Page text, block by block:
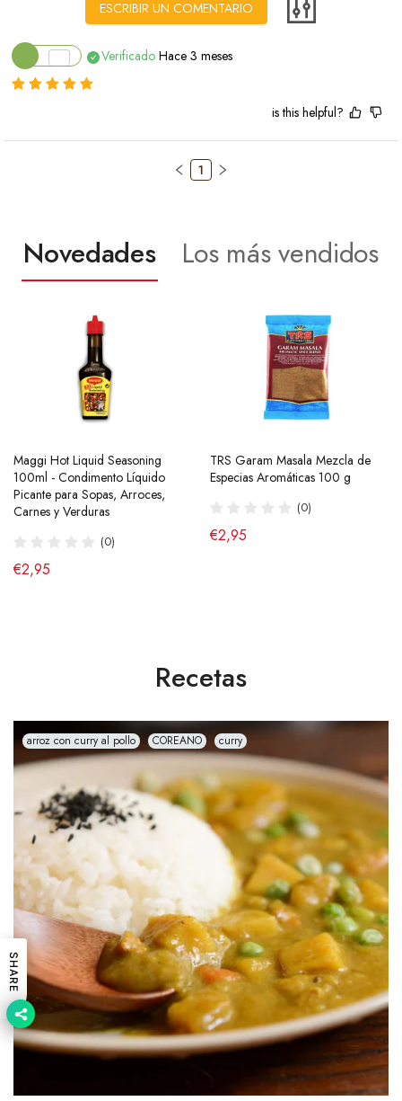
ESCRIBIR UN COMENTARIO
Verificado Hace 3 meses
is this helpful?
1
Novedades Los más vendidos
Maggi Hot Liquid Seasoning
100ml - Condimento Líquido
Picante para Sopas, Arroces,
Carnes y Verduras
(0)
€2,95
TRS Garam Masala Mezcla de
Especias Aromáticas 100 g
(0)
€2,95
Ramen Buldak Carbonara
Coreano (Halal) 130g SamYang
(40)
Salsa de Chili Crujiente 210g
Laoganma
(43)
€4,95
Recetas
arroz con curry al pollo COREANO curry
SHARE